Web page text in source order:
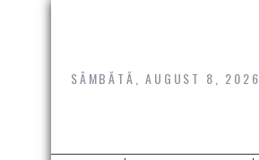
Skip
SÂMBĂTĂ, AUGUST 8, 2026